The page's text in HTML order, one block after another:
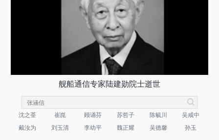
舰船通信专家陆建勋院士逝世
沈之荃 崔崑 顾诵芬 苏哲子 陈毓川
吴咸中
戴汝为
刘玉清 李幼平 魏正耀 吴德馨 孙玉